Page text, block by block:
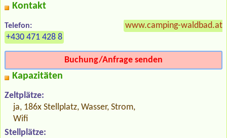
Kontakt
Telefon:
+430 471 428 8
www.camping-waldbad.at
Buchung/Anfrage senden
Kapazitäten
Zeltplätze:
ja, 186x Stellplatz, Wasser, Strom,
Wifi
Stellplätze: